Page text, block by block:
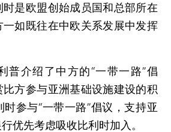
是欧盟创始成员国和总部所在
如既往在中欧关系发展中发挥
介绍了中方的“一带一路”倡
方参与亚洲基础设施建设的积
参与“一带一路”倡议，支持亚
优先考虑吸收比利时加入。